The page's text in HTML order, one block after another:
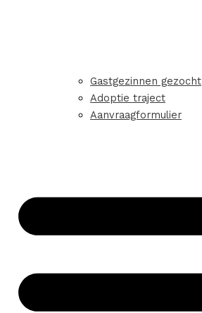
Gastgezinnen gezocht
Adoptie traject
Aanvraagformulier